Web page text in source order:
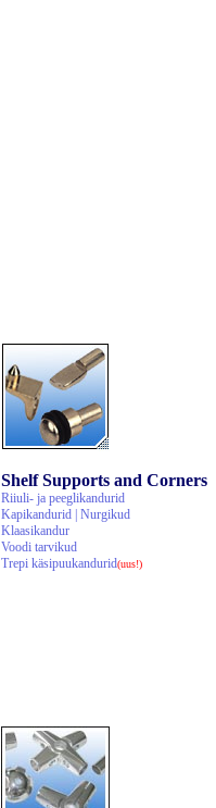
Shelf Supports and Corners
Riiuli- ja peeglikandurid
Kapikandurid | Nurgikud
Klaasikandur
Voodi tarvikud
Trepi käsipuukandurid(uus!)